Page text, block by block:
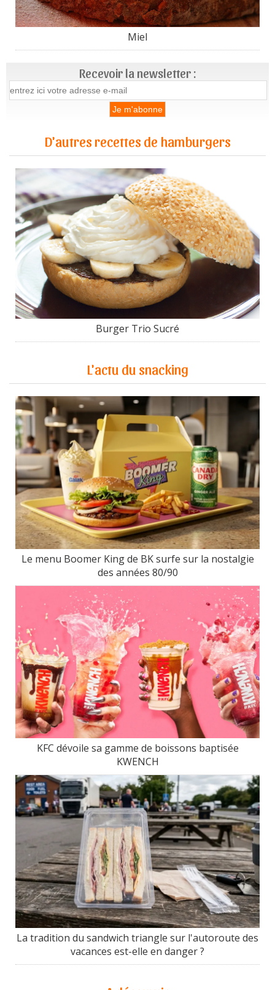
Miel
Recevoir la newsletter :
D'autres recettes de hamburgers
Burger Trio Sucré
L'actu du snacking
Le menu Boomer King de BK surfe sur la nostalgie
des années 80/90
KFC dévoile sa gamme de boissons baptisée
KWENCH
La tradition du sandwich triangle sur l'autoroute des
vacances est-elle en danger ?